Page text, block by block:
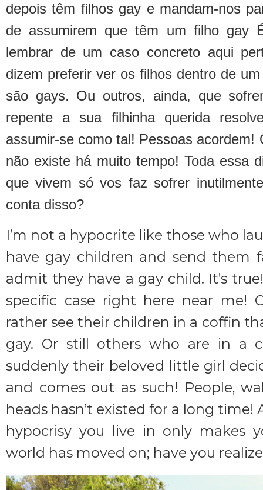
depois têm filhos gay e mandam-nos
de assumirem que têm um filho gay
lembrar de um caso concreto aqui
dizem preferir ver os filhos dentro de
são gays. Ou outros, ainda, que
repente a sua filhinha querida
assumir-se como tal! Pessoas acordem!
não existe há muito tempo! Toda essa
que vivem só vos faz sofrer
conta disso?
I’m not a hypocrite like those who
have gay children and send them
admit they have a gay child. It’s
specific case right here near me!
rather see their children in a coffin
gay. Or still others who are in a
suddenly their beloved little girl
and comes out as such! People,
heads hasn’t existed for a long
hypocrisy you live in only makes
world has moved on; have you